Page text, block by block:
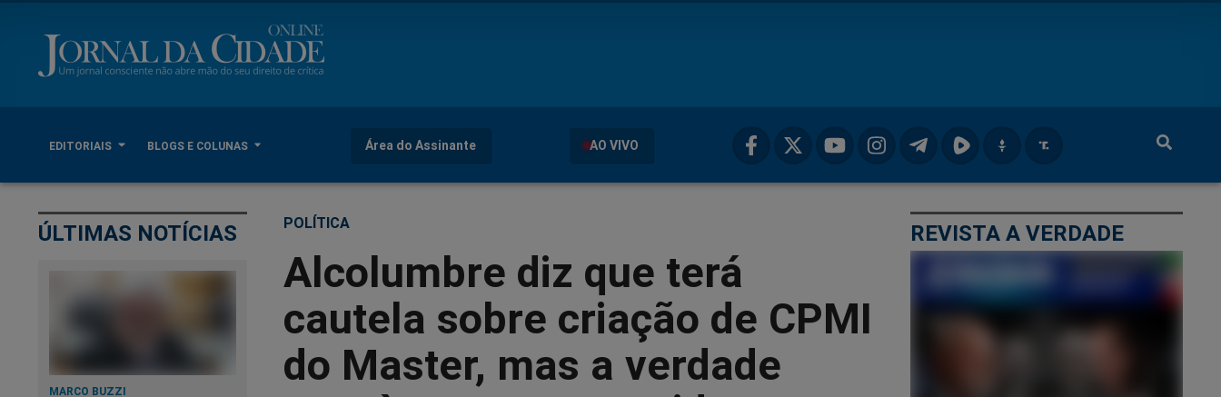
EDITORIAIS BLOGS E COLUNAS Área do Assinante AO VIVO
ÚLTIMAS NOTÍCIAS
MARCO BUZZI
POLÍTICA
Alcolumbre diz que terá
cautela sobre criação de CPMI
do Master, mas a verdade
REVISTA A VERDADE